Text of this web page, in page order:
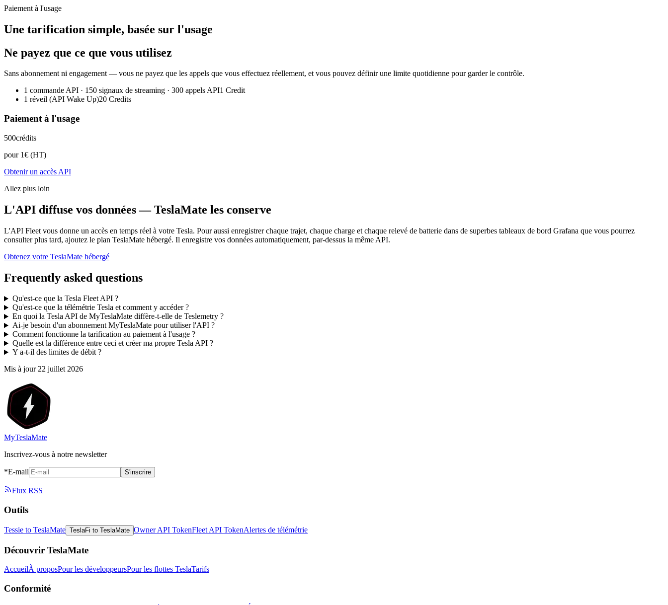
Paiement à l'usage
Une tarification simple, basée sur l'usage
Ne payez que ce que vous utilisez
Sans abonnement ni engagement — vous ne payez que les appels que vous effectuez réellement, et vous pouvez définir une limite quotidienne pour garder le contrôle.
1 commande API · 150 signaux de streaming · 300 appels API1 Credit
1 réveil (API Wake Up)20 Credits
Paiement à l'usage
500crédits
pour 1€ (HT)
Obtenir un accès API
Allez plus loin
L'API diffuse vos données — TeslaMate les conserve
L'API Fleet vous donne un accès en temps réel à votre Tesla. Pour aussi enregistrer chaque trajet, chaque charge et chaque relevé de batterie dans de superbes tableaux de bord Grafana que vous pourrez
consulter plus tard, ajoutez le plan TeslaMate hébergé. Il enregistre vos données automatiquement, par-dessus la même API.
Obtenez votre TeslaMate hébergé
Frequently asked questions
Qu'est-ce que la Tesla Fleet API ?
Qu'est-ce que la télémétrie Tesla et comment y accéder ?
En quoi la Tesla API de MyTeslaMate diffère-t-elle de Teslemetry ?
Ai-je besoin d'un abonnement MyTeslaMate pour utiliser l'API ?
Comment fonctionne la tarification au paiement à l'usage ?
Quelle est la différence entre ceci et créer ma propre Tesla API ?
Y a-t-il des limites de débit ?
Mis à jour22 juillet 2026
MyTeslaMate
Inscrivez-vous à notre newsletter
*E-mail S'inscrire
Flux RSS
Outils
Tessie to TeslaMate TeslaFi to TeslaMate Owner API TokenFleet API TokenAlertes de télémétrie
Découvrir TeslaMate
AccueilÀ proposPour les développeursPour les flottes TeslaTarifs
Conformité